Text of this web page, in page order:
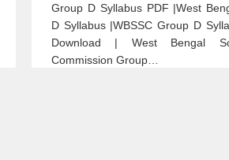
Group D Syllabus PDF |West
D Syllabus |WBSSC Group D
Download | West Bengal
Commission Group…